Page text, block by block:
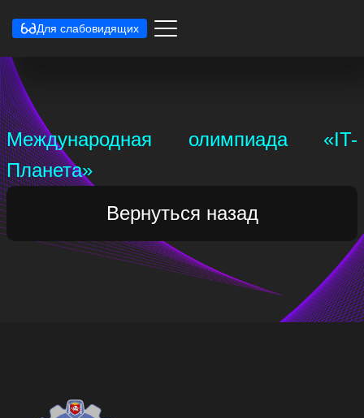
Для слабовидящих
Международная олимпиада «IT-
Планета»
Вернуться назад